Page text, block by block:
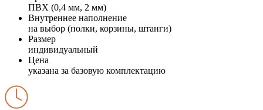
ПВХ (0,4 мм, 2 мм)
Внутреннее наполнение
на выбор (полки, корзины, штанги)
Размер
индивидуальный
Цена
указана за базовую комплектацию